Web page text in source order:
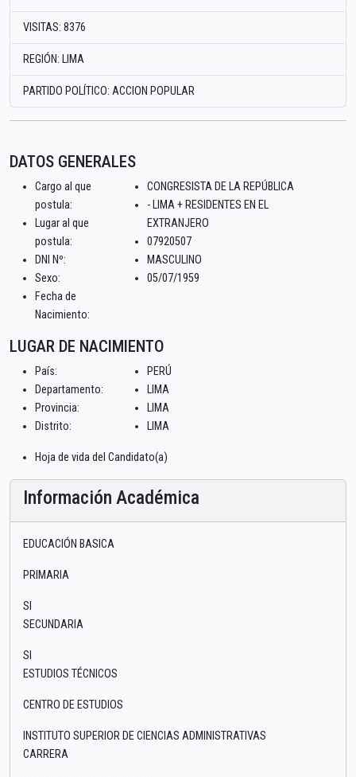
VISITAS: 8376
REGIÓN: LIMA
PARTIDO POLÍTICO: ACCION POPULAR
DATOS GENERALES
Cargo al que
postula:
Lugar al que
postula:
DNI Nº:
Sexo:
Fecha de
Nacimiento:
CONGRESISTA DE LA REPÚBLICA
- LIMA + RESIDENTES EN EL
EXTRANJERO
07920507
MASCULINO
05/07/1959
LUGAR DE NACIMIENTO
País:
Departamento:
Provincia:
Distrito:
PERÚ
LIMA
LIMA
LIMA
Hoja de vida del Candidato(a)
Información Académica
EDUCACIÓN BASICA
PRIMARIA
SI
SECUNDARIA
SI
ESTUDIOS TÉCNICOS
CENTRO DE ESTUDIOS
INSTITUTO SUPERIOR DE CIENCIAS ADMINISTRATIVAS
CARRERA